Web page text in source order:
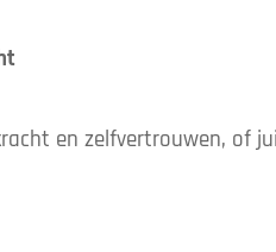
en zelfvertrouwen, of